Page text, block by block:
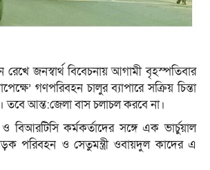
জনস্বার্থ বিবেচনায় আগামী বৃহস্পতিবার
গণপরিবহন চালুর ব্যাপারে সক্রিয় চিন্তা
তবে আন্ত:জেলা বাস চলাচল করবে না।
কর্মকর্তাদের সঙ্গে এক ভার্চুয়াল
পরিবহন ও সেতুমন্ত্রী ওবায়দুল কাদের এ